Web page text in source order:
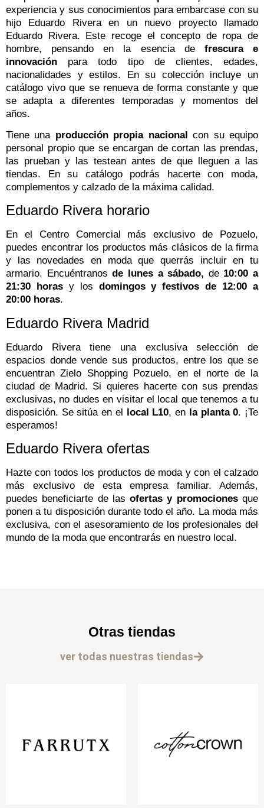
experiencia y sus conocimientos para embarcase con su
hijo Eduardo Rivera en un nuevo proyecto llamado
Eduardo Rivera. Este recoge el concepto de ropa de
hombre, pensando en la esencia de frescura e
innovación para todo tipo de clientes, edades,
nacionalidades y estilos. En su colección incluye un
catálogo vivo que se renueva de forma constante y que
se adapta a diferentes temporadas y momentos del
años.
Tiene una producción propia nacional con su equipo
personal propio que se encargan de cortan las prendas,
las prueban y las testean antes de que lleguen a las
tiendas. En su catálogo podrás hacerte con moda,
complementos y calzado de la máxima calidad.
Eduardo Rivera horario
En el Centro Comercial más exclusivo de Pozuelo,
puedes encontrar los productos más clásicos de la firma
y las novedades en moda que querrás incluir en tu
armario. Encuéntranosde lunes a sábado, de 10:00 a
21:30 horasy los domingos y festivos de 12:00 a
20:00 horas.
Eduardo Rivera Madrid
Eduardo Rivera tiene una exclusiva selección de
espacios donde vende sus productos, entre los que se
encuentran Zielo Shopping Pozuelo, en el norte de la
ciudad de Madrid. Si quieres hacerte con sus prendas
exclusivas, no dudes en visitar el local que tenemos a tu
disposición. Se sitúa en el local L10, en la planta 0. ¡Te
esperamos!
Eduardo Rivera ofertas
Hazte con todos los productos de moda y con el calzado
más exclusivo de esta empresa familiar. Además,
puedes beneficiarte de lasofertas y promocionesque
ponen a tu disposición durante todo el año. La moda más
exclusiva, con el asesoramiento de los profesionales del
mundo de la moda que encontrarás en nuestro local.
Otras tiendas
ver todas nuestras tiendas